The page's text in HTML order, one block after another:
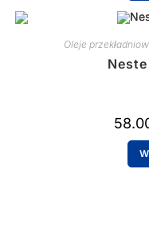
Oleje